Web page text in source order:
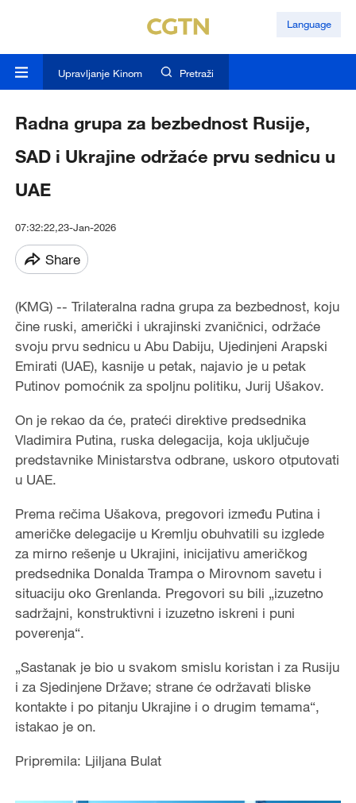
Language
Upravljanje Kinom Pretraži
Radna grupa za bezbednost Rusije,
SAD i Ukrajine održaće prvu sednicu u
UAE
07:32:22,23-Jan-2026
Share
(KMG) -- Trilateralna radna grupa za bezbednost, koju
čine ruski, američki i ukrajinski zvaničnici, održaće
svoju prvu sednicu u Abu Dabiju, Ujedinjeni Arapski
Emirati (UAE), kasnije u petak, najavio je u petak
Putinov pomoćnik za spoljnu politiku, Jurij Ušakov.
On je rekao da će, prateći direktive predsednika
Vladimira Putina, ruska delegacija, koja uključuje
predstavnike Ministarstva odbrane, uskoro otputovati
u UAE.
Prema rečima Ušakova, pregovori između Putina i
američke delegacije u Kremlju obuhvatili su izglede
za mirno rešenje u Ukrajini, inicijativu američkog
predsednika Donalda Trampa o Mirovnom savetu i
situaciju oko Grenlanda. Pregovori su bili „izuzetno
sadržajni, konstruktivni i izuzetno iskreni i puni
poverenja“.
„Sastanak je bio u svakom smislu koristan i za Rusiju
i za Sjedinjene Države; strane će održavati bliske
kontakte i po pitanju Ukrajine i o drugim temama“,
istakao je on.
Pripremila: Ljiljana Bulat